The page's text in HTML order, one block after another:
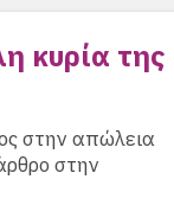
κυρία της
στην απώλεια
στην